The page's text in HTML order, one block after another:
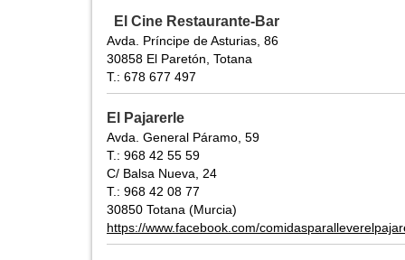
El Cine Restaurante-Bar
Avda. Príncipe de Asturias, 86
30858 El Paretón, Totana
T.: 678 677 497
El Pajarerle
Avda. General Páramo, 59
T.: 968 42 55 59
C/ Balsa Nueva, 24
T.: 968 42 08 77
30850 Totana (Murcia)
https://www.facebook.com/